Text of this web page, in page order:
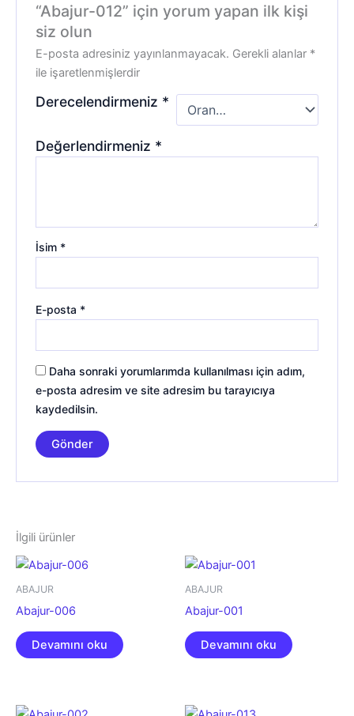
“Abajur-012” için yorum yapan ilk kişi
siz olun
E-posta adresiniz yayınlanmayacak. Gerekli alanlar *
ile işaretlenmişlerdir
Derecelendirmeniz *
Değerlendirmeniz *
İsim *
E-posta *
Daha sonraki yorumlarımda kullanılması için adım,
e-posta adresim ve site adresim bu tarayıcıya
kaydedilsin.
İlgili ürünler
ABAJUR
Abajur-006
Devamını oku
ABAJUR
Abajur-001
Devamını oku